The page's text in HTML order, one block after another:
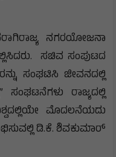
ನಗರಯೋಜನಾ
ಸಚಿವ ಸಂಪುಟದ
ಸಂಘಟಿಸಿ ಜೀವನದಲ್ಲಿ
ರಾಜ್ಯದಲ್ಲಿ
ಮೊದಲನೆಯದು
ಡಿ.ಕೆ. ಶಿವಕುಮಾರ್